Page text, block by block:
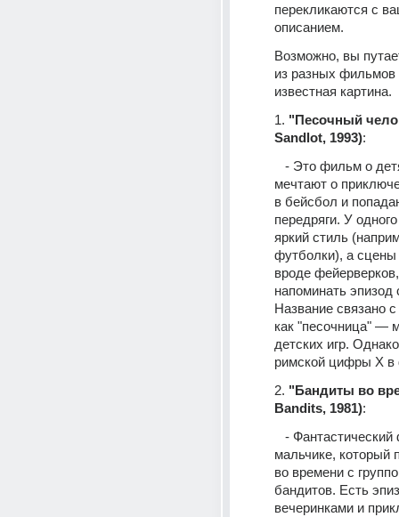
перекликаются с
описанием.
Возможно, вы
из разных фильмов
известная картина.
1. "Песочный
Sandlot, 1993):
мечтают о
в бейсбол и
передряги. У
яркий стиль
футболки), а
вроде
напоминать эпизод
Название связано
как "песочница" —
детских игр.
римской цифры X в
2. "Бандиты во
Bandits, 1981):
мальчике, который
во времени с
бандитов. Есть
вечеринками и